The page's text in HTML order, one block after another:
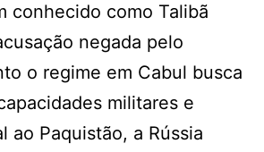
conhecido como Talibã
negada pelo
o regime em Cabul busca
militares e
ao Paquistão, a Rússia